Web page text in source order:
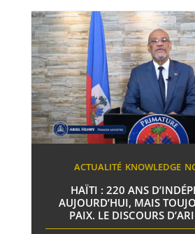
ACTUALITÉ KNOWLEDGE
HAÏTI : 220 ANS
AUJOURD’HUI, MAIS
PAIX. LE DISCOURS